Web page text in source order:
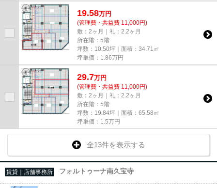
19.58万円
(管理費・共益費 11,000円)
敷：2ヶ月｜礼：2.2ヶ月
所在階：5階
坪数：10.50坪｜面積：34.71㎡
坪単価： 1.86万円
29.7万円
(管理費・共益費 11,000円)
敷：2ヶ月｜礼：2.2ヶ月
所在階：5階
坪数：19.84坪｜面積：65.58㎡
坪単価： 1.5万円
全13件を表示する
賃貸｜店舗事務所 フォルトゥーナ南久宝寺